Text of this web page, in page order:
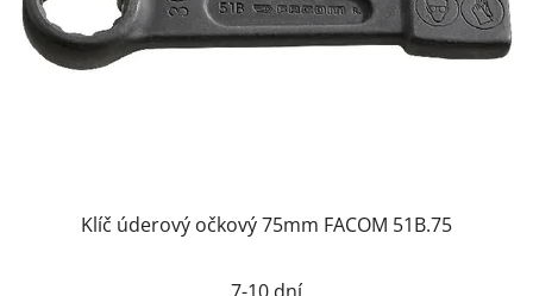
Klíč úderový očkový 75mm FACOM 51B.75